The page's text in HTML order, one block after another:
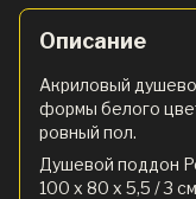
Описание
Акриловый
формы белого
ровный пол.
Душевой поддон
100 x 80 х 5,5 / 3